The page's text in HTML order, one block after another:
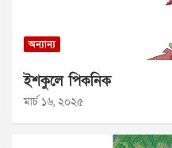
অন্যান্য
ইশকুলে পিকনিক
মার্চ ১৬, ২০২৫